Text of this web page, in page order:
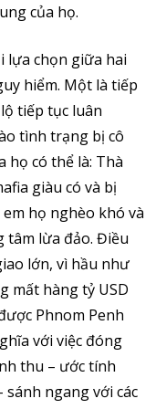
của họ.
lựa chọn giữa hai
hiểm. Một là tiếp
tiếp tục luân
tình trạng bị cô
họ có thể là: Thà
giàu có và bị
họ nghèo khó và
tâm lừa đảo. Điều
lớn, vì hầu như
mất hàng tỷ USD
Phnom Penh
với việc đóng
thu – ước tính
sánh ngang với các